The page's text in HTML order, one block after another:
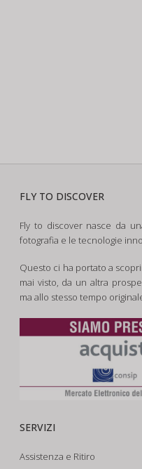
FLY TO DISCOVER
Fly to discover nasce da
fotografia e le tecnologie
Questo ci ha portato a
mai visto, da un altra
ma allo stesso tempo
SERVIZI
Assistenza e Ritiro